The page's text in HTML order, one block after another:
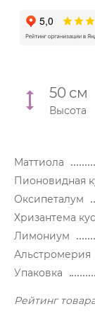
50 см
Высота
Маттиола
Пионовидная
Оксипеталум
Хризантема
Лимониум
Альстромерия
Упаковка
Рейтинг